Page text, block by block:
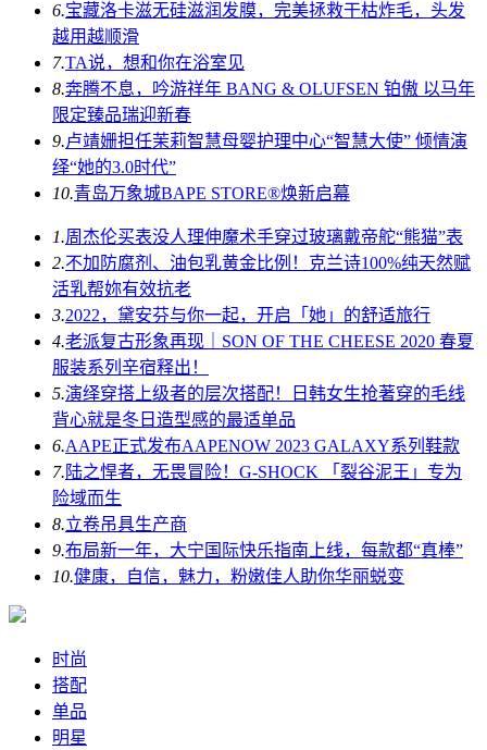
6.宝藏洛卡滋无硅滋润发膜，完美拯救干枯炸毛，头发
越用越顺滑
7.TA说，想和你在浴室见
8.奔腾不息，吟游祥年 BANG & OLUFSEN 铂傲 以马年
限定臻品瑞迎新春
9.卢靖姗担任茉莉智慧母婴护理中心“智慧大使” 倾情演
绎“她的3.0时代”
10.青岛万象城BAPE STORE®焕新启幕
1.周杰伦买表没人理伸魔术手穿过玻璃戴帝舵“熊猫”表
2.不加防腐剂、油包乳黄金比例！克兰诗100%纯天然赋
活乳帮妳有效抗老
3.2022，黛安芬与你一起，开启「她」的舒适旅行
4.老派复古形象再现｜SON OF THE CHEESE 2020 春夏
服装系列辛宿释出！
5.演绎穿搭上级者的层次搭配！日韩女生抢著穿的毛线
背心就是冬日造型感的最适单品
6.AAPE正式发布AAPENOW 2023 GALAXY系列鞋款
7.陆之悍者，无畏冒险！G-SHOCK 「裂谷泥王」专为
险域而生
8.立卷吊具生产商
9.布局新一年，大宁国际快乐指南上线，每款都“真棒”
10.健康，自信，魅力，粉嫩佳人助你华丽蜕变
时尚
搭配
单品
明星